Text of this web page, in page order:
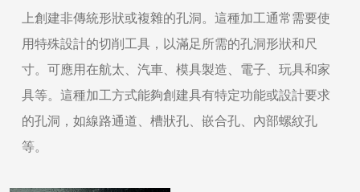
聯絡旭丞
上創建非傳統形狀或複雜的孔洞。這種加工通常需要使
用特殊設計的切削工具，以滿足所需的孔洞形狀和尺
寸。可應用在航太、汽車、模具製造、電子、玩具和家
具等。這種加工方式能夠創建具有特定功能或設計要求
的孔洞，如線路通道、槽狀孔、嵌合孔、內部螺紋孔
等。